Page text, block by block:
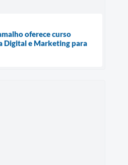
oferece curso
Digital e Marketing para